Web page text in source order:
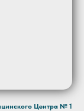
Центра № 1